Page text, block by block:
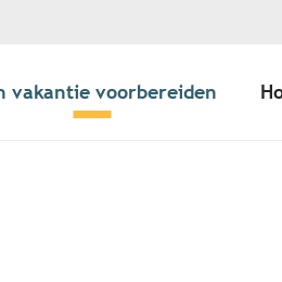
vakantie voorbereiden